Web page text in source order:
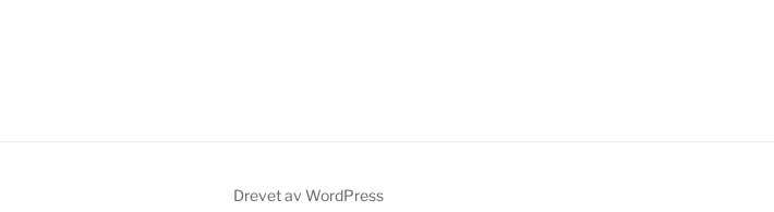
Drevet av WordPress